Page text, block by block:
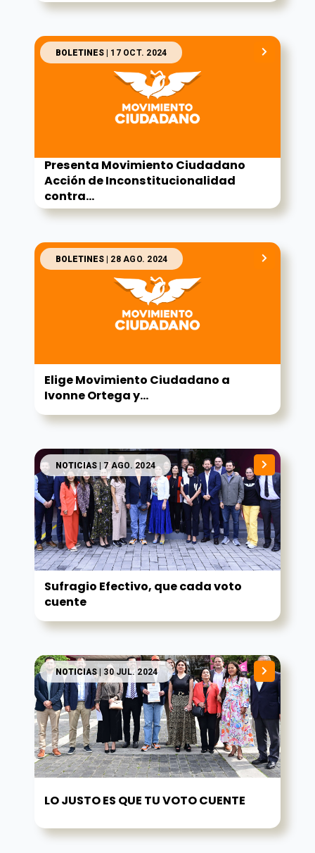
BOLETINES| 17 OCT. 2024
Presenta Movimiento Ciudadano
Acción de Inconstitucionalidad
contra...
BOLETINES| 28 AGO. 2024
Elige Movimiento Ciudadano a
Ivonne Ortega y...
NOTICIAS| 7 AGO. 2024
Sufragio Efectivo, que cada voto
cuente
NOTICIAS| 30 JUL. 2024
LO JUSTO ES QUE TU VOTO CUENTE